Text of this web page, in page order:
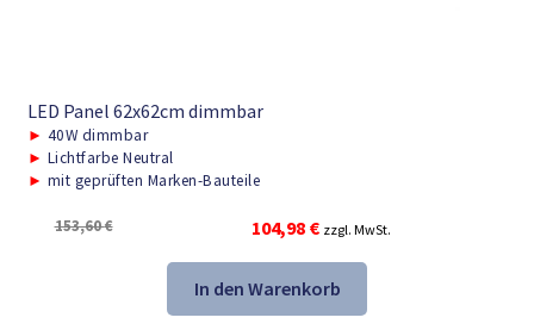
LED Panel 62x62cm dimmbar
► 40W dimmbar
► Lichtfarbe Neutral
► mit geprüften Marken-Bauteile
153,60€
Ursprünglicher
Preis
war:
153,60 €
104,98 €Aktueller
Preis
ist:
104,98 €.
zzgl. MwSt.
In den Warenkorb